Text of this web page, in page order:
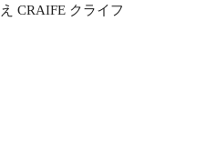
CRAIFE クライフ